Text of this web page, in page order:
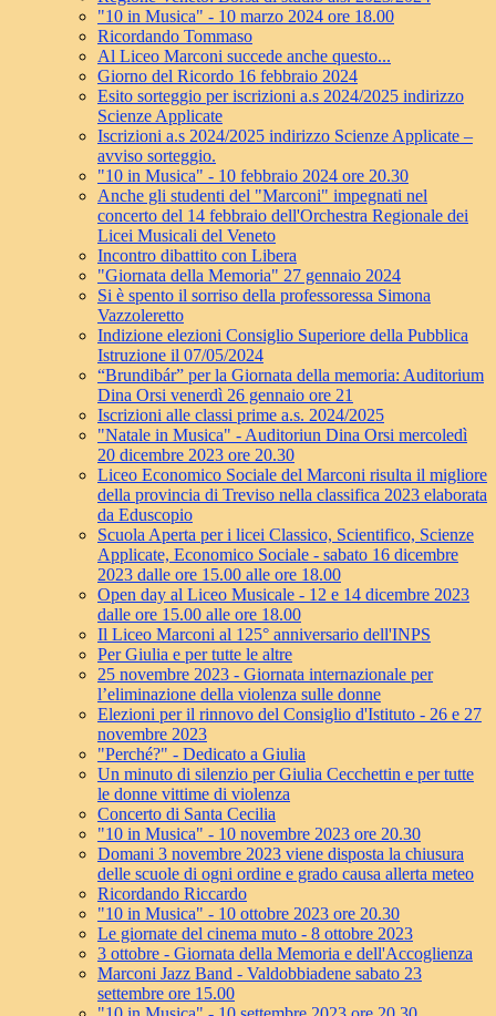
"10 in Musica" - 10 marzo 2024 ore 18.00
Ricordando Tommaso
Al Liceo Marconi succede anche questo...
Giorno del Ricordo 16 febbraio 2024
Esito sorteggio per iscrizioni a.s 2024/2025 indirizzo
Scienze Applicate
Iscrizioni a.s 2024/2025 indirizzo Scienze Applicate –
avviso sorteggio.
"10 in Musica" - 10 febbraio 2024 ore 20.30
Anche gli studenti del "Marconi" impegnati nel
concerto del 14 febbraio dell'Orchestra Regionale dei
Licei Musicali del Veneto
Incontro dibattito con Libera
"Giornata della Memoria" 27 gennaio 2024
Si è spento il sorriso della professoressa Simona
Vazzoleretto
Indizione elezioni Consiglio Superiore della Pubblica
Istruzione il 07/05/2024
“Brundibár” per la Giornata della memoria: Auditorium
Dina Orsi venerdì 26 gennaio ore 21
Iscrizioni alle classi prime a.s. 2024/2025
"Natale in Musica" - Auditoriun Dina Orsi mercoledì
20 dicembre 2023 ore 20.30
Liceo Economico Sociale del Marconi risulta il migliore
della provincia di Treviso nella classifica 2023 elaborata
da Eduscopio
Scuola Aperta per i licei Classico, Scientifico, Scienze
Applicate, Economico Sociale - sabato 16 dicembre
2023 dalle ore 15.00 alle ore 18.00
Open day al Liceo Musicale - 12 e 14 dicembre 2023
dalle ore 15.00 alle ore 18.00
Il Liceo Marconi al 125° anniversario dell'INPS
Per Giulia e per tutte le altre
25 novembre 2023 - Giornata internazionale per
l’eliminazione della violenza sulle donne
Elezioni per il rinnovo del Consiglio d'Istituto - 26 e 27
novembre 2023
"Perché?" - Dedicato a Giulia
Un minuto di silenzio per Giulia Cecchettin e per tutte
le donne vittime di violenza
Concerto di Santa Cecilia
"10 in Musica" - 10 novembre 2023 ore 20.30
Domani 3 novembre 2023 viene disposta la chiusura
delle scuole di ogni ordine e grado causa allerta meteo
Ricordando Riccardo
"10 in Musica" - 10 ottobre 2023 ore 20.30
Le giornate del cinema muto - 8 ottobre 2023
3 ottobre - Giornata della Memoria e dell'Accoglienza
Marconi Jazz Band - Valdobbiadene sabato 23
settembre ore 15.00